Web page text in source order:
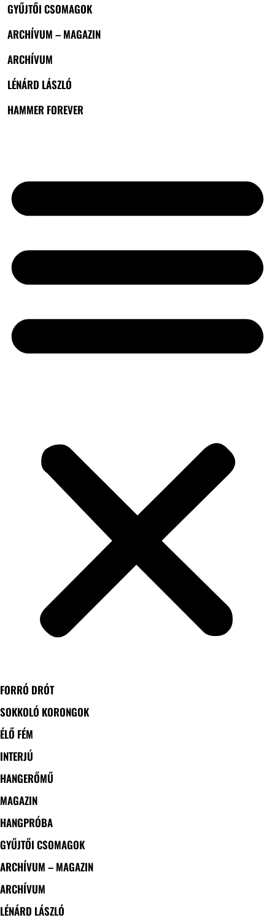
GYŰJTŐI CSOMAGOK
ARCHÍVUM – MAGAZIN
ARCHÍVUM
LÉNÁRD LÁSZLÓ
HAMMER FOREVER
FORRÓ DRÓT
SOKKOLÓ KORONGOK
ÉLŐ FÉM
INTERJÚ
HANGERŐMŰ
MAGAZIN
HANGPRÓBA
GYŰJTŐI CSOMAGOK
ARCHÍVUM – MAGAZIN
ARCHÍVUM
LÉNÁRD LÁSZLÓ